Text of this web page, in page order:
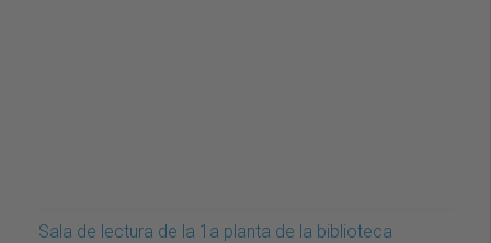
Sala de lectura de la 1a planta de la biblioteca